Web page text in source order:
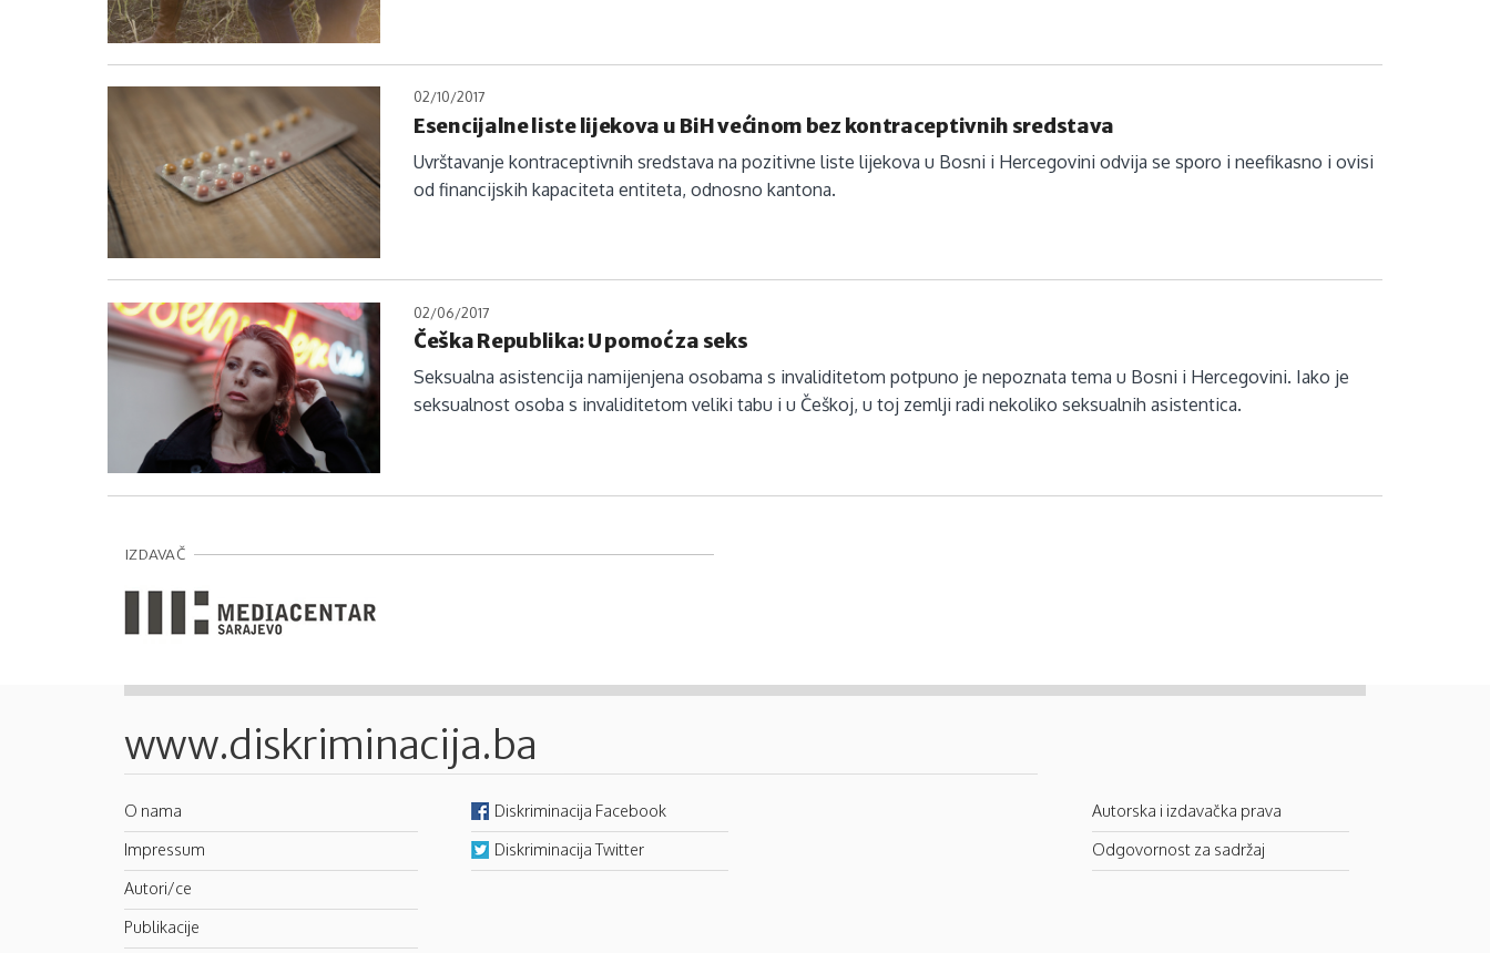
02/10/2017
Esencijalne liste lijekova u BiH većinom bez kontraceptivnih sredstava
Uvrštavanje kontraceptivnih sredstava na pozitivne liste lijekova u Bosni i Hercegovini odvija se sporo i neefikasno i ovisi
od financijskih kapaciteta entiteta, odnosno kantona.
02/06/2017
Češka Republika: U pomoć za seks
Seksualna asistencija namijenjena osobama s invaliditetom potpuno je nepoznata tema u Bosni i Hercegovini. Iako je
seksualnost osoba s invaliditetom veliki tabu i u Češkoj, u toj zemlji radi nekoliko seksualnih asistentica.
IZDAVAČ
www.diskriminacija.ba
O nama
Impressum
Autori/ce
Publikacije
Diskriminacija Facebook
Diskriminacija Twitter
Autorska i izdavačka prava
Odgovornost za sadržaj